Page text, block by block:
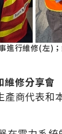
進行維修(左)
維修分享會
產商代表